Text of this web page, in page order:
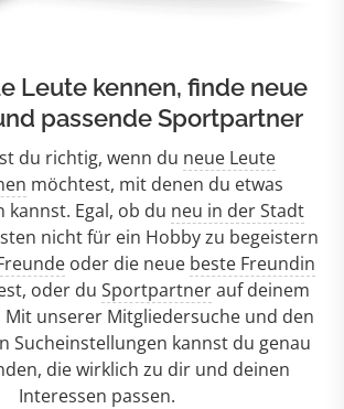
Leute kennen, finde neue
passende Sportpartner
du richtig, wenn du neue Leute
möchtest, mit denen du etwas
Egal, ob du neu in der Stadt
nicht für ein Hobby zu begeistern
oder die neue beste Freundin
oder du Sportpartnerauf deinem
Mit unserer Mitgliedersuche und den
Sucheinstellungen kannst du genau
die wirklich zu dir und deinen
Interessen passen.